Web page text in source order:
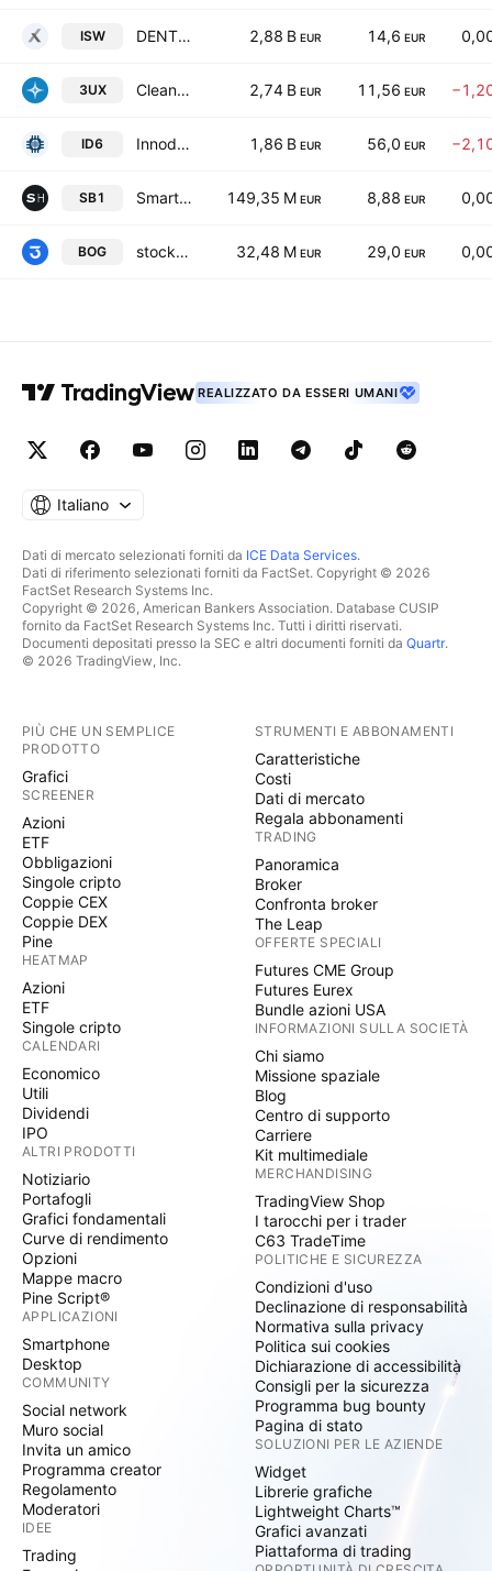
ISW DENTSU SOKEN INC. 2,88 B EUR 14,6 EUR
3UX Cleanspark, Inc. 2,74 B EUR 11,56 EUR
ID6 Innodata Inc. 1,86 B EUR 56,0 EUR
SB1 Smartbroker Holding AG 149,35 M EUR 8,88 EUR
BOG stock3 AG 32,48 M EUR 29,0 EUR
REALIZZATO DA ESSERI UMANI
Italiano
Dati di mercato selezionati forniti da ICE Data Services.
Dati di riferimento selezionati forniti da FactSet. Copyright © 2026
FactSet Research Systems Inc.
Copyright © 2026, American Bankers Association. Database CUSIP
fornito da FactSet Research Systems Inc. Tutti i diritti riservati.
Documenti depositati presso la SEC e altri documenti forniti da Quartr.
© 2026 TradingView, Inc.
PIÙ CHE UN SEMPLICE
PRODOTTO
Grafici
SCREENER
Azioni
ETF
Obbligazioni
Singole cripto
Coppie CEX
Coppie DEX
Pine
HEATMAP
Azioni
ETF
Singole cripto
CALENDARI
Economico
Utili
Dividendi
IPO
ALTRI PRODOTTI
Notiziario
Portafogli
Grafici fondamentali
Curve di rendimento
Opzioni
Mappe macro
Pine Script®
APPLICAZIONI
Smartphone
Desktop
COMMUNITY
Social network
Muro social
Invita un amico
Programma creator
Regolamento
Moderatori
IDEE
Trading
STRUMENTI E ABBONAMENTI
Caratteristiche
Costi
Dati di mercato
Regala abbonamenti
TRADING
Panoramica
Broker
Confronta broker
The Leap
OFFERTE SPECIALI
Futures CME Group
Futures Eurex
Bundle azioni USA
INFORMAZIONI SULLA SOCIETÀ
Chi siamo
Missione spaziale
Blog
Centro di supporto
Carriere
Kit multimediale
MERCHANDISING
TradingView Shop
I tarocchi per i trader
C63 TradeTime
POLITICHE E SICUREZZA
Condizioni d'uso
Declinazione di responsabilità
Normativa sulla privacy
Politica sui cookies
Dichiarazione di accessibilità
Consigli per la sicurezza
Programma bug bounty
Pagina di stato
SOLUZIONI PER LE AZIENDE
Widget
Librerie grafiche
Lightweight Charts™
Grafici avanzati
Piattaforma di trading